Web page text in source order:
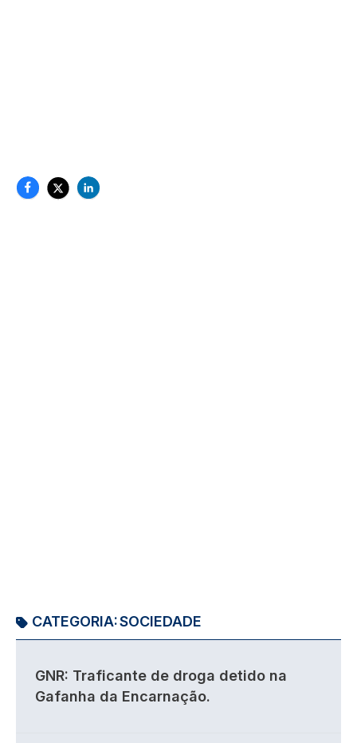
CATEGORIA:SOCIEDADE
GNR: Traficante de droga detido na
Gafanha da Encarnação.